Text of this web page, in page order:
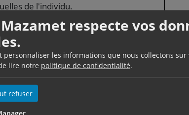
respecte vos
personnaliser les informations que nous collectons
lire notre politique de confidentialité.
refuser
de l'individu.
le traitement est arrêté, ses effets
<span
des délinquants sexuels.